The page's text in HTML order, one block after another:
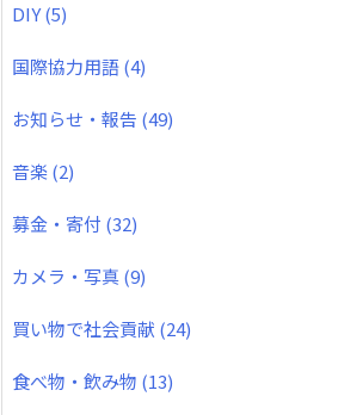
DIY(5)
国際協力用語(4)
お知らせ・報告 (49)
音楽(2)
募金・寄付 (32)
カメラ・写真(9)
買い物で社会貢献 (24)
食べ物・飲み物 (13)